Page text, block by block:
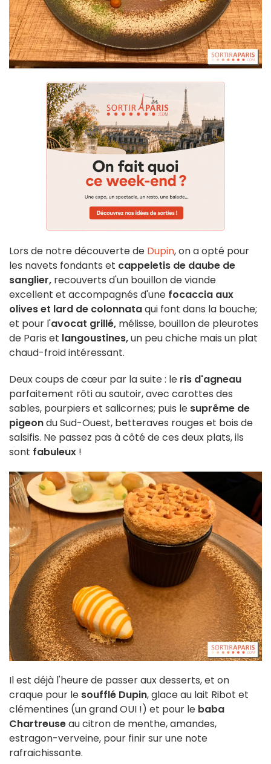
Lors de notre découverte de Dupin, on a opté pour
les navets fondants et cappeletis de daube de
sanglier, recouverts d'un bouillon de viande
excellent et accompagnés d'une focaccia aux
olives et lard de colonnataqui font dans la bouche;
et pour l'avocat grillé, mélisse, bouillon de pleurotes
de Paris et langoustines,un peu chiche mais un plat
chaud-froid intéressant.
Deux coups de cœur par la suite : le ris d'agneau
parfaitement rôti au sautoir, avec carottes des
sables, pourpiers et salicornes; puis le suprême de
pigeondu Sud-Ouest, betteraves rouges et bois de
salsifis. Ne passez pas à côté de ces deux plats, ils
sont fabuleux !
Il est déjà l'heure de passer aux desserts, et on
craque pour le soufflé Dupin, glace au lait Ribot et
clémentines (un grand OUI !) et pour le baba
Chartreuseau citron de menthe, amandes,
estragon-verveine, pour finir sur une note
rafraichissante.